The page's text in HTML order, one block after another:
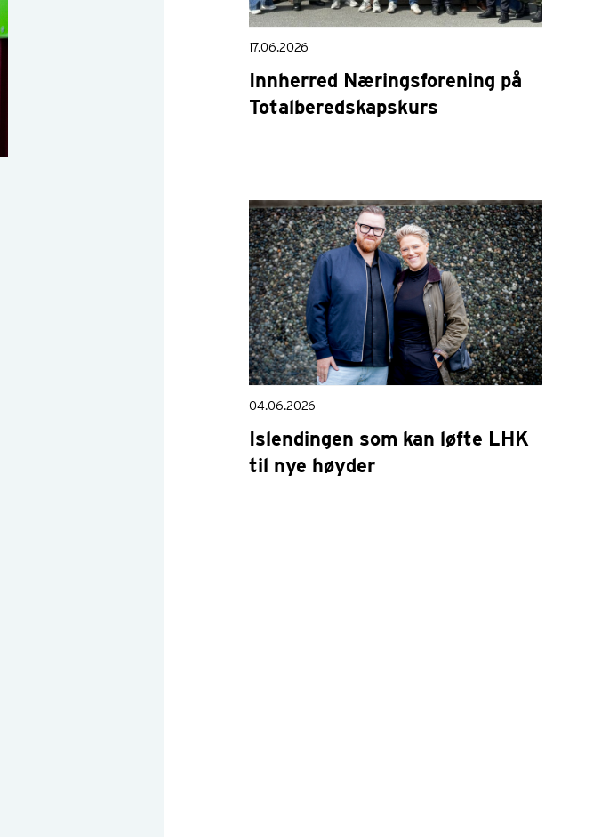
17.06.2026
Innherred Næringsforening på
Totalberedskapskurs
04.06.2026
Islendingen som kan løfte LHK
til nye høyder